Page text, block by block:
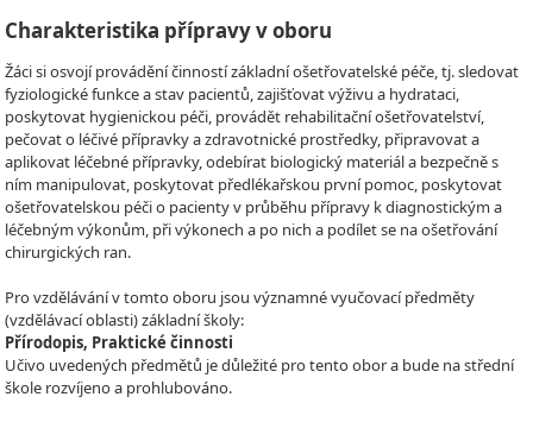
Charakteristika přípravy v oboru
Žáci si osvojí provádění činností základní ošetřovatelské péče, tj. sledovat
fyziologické funkce a stav pacientů, zajišťovat výživu a hydrataci,
poskytovat hygienickou péči, provádět rehabilitační ošetřovatelství,
pečovat o léčivé přípravky a zdravotnické prostředky, připravovat a
aplikovat léčebné přípravky, odebírat biologický materiál a bezpečně s
ním manipulovat, poskytovat předlékařskou první pomoc, poskytovat
ošetřovatelskou péči o pacienty v průběhu přípravy k diagnostickým a
léčebným výkonům, při výkonech a po nich a podílet se na ošetřování
chirurgických ran.
Pro vzdělávání v tomto oboru jsou významné vyučovací předměty
(vzdělávací oblasti) základní školy:
Přírodopis, Praktické činnosti
Učivo uvedených předmětů je důležité pro tento obor a bude na střední
škole rozvíjeno a prohlubováno.